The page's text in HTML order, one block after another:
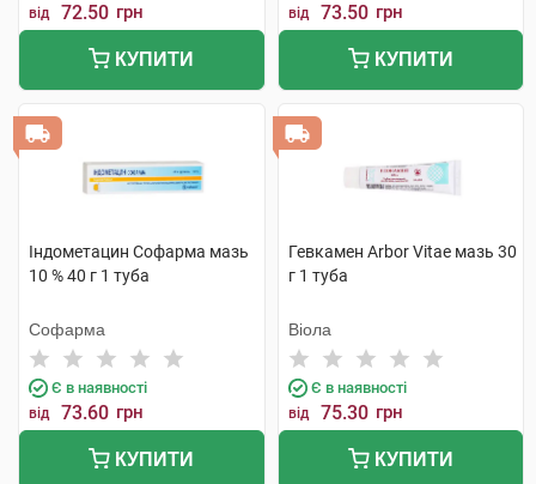
від 72.50 грн
КУПИТИ
від 73.50 грн
КУПИТИ
Індометацин Софарма мазь
10 % 40 г 1 туба
Софарма
Є в наявності
від 73.60 грн
КУПИТИ
Гевкамен Arbor Vitae мазь 30
г 1 туба
Віола
Є в наявності
від 75.30 грн
КУПИТИ